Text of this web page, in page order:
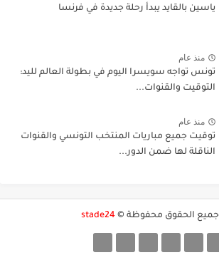
ياسين بالقايد يبدأ رحلة جديدة في فرنسا
منذ عام
تونس تواجه سويسرا اليوم في بطولة العالم لليد:
التوقيت والقنوات...
منذ عام
توقيت جميع مباريات المنتخب التونسي والقنوات
الناقلة لها ضمن الدور...
جميع الحقوق محفوظة © stade24